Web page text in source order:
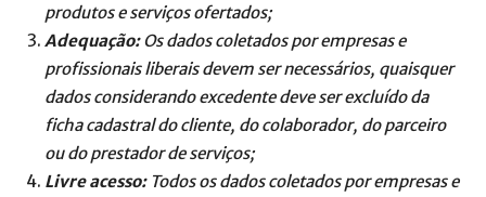
produtos e serviços ofertados;
Adequação:Os dados coletados por empresas e
profissionais liberais devem ser necessários, quaisquer
dados considerando excedente deve ser excluído da
ficha cadastral do cliente, do colaborador, do parceiro
ou do prestador de serviços;
Livre acesso: Todos os dados coletados por empresas e